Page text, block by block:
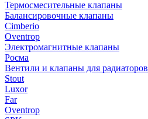
Термосмесительные клапаны
Балансировочные клапаны
Cimberio
Oventrop
Электромагнитные клапаны
Росма
Вентили и клапаны для радиаторов
Stout
Luxor
Far
Oventrop